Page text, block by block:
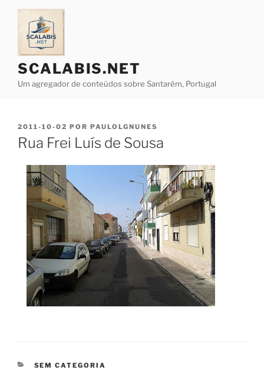
Saltar
conteúdo
SCALABIS.NET
Um agregador de conteúdos sobre Santarém, Portugal
PUBLICADO
EM
2011-10-02 POR PAULOLGNUNES
Rua Frei Luís de Sousa
CATEGORIAS
SEM CATEGORIA